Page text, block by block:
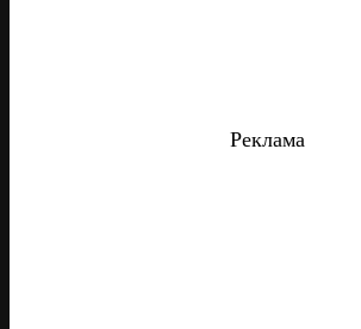
Реклама